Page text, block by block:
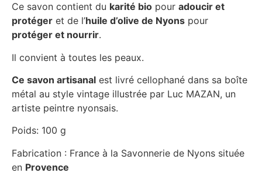
Ce savon contient du karité bio pour adoucir et
protéger et de l’huile d’olive de Nyons pour
protéger et nourrir.
Il convient à toutes les peaux.
Ce savon artisanal est livré cellophané dans sa boîte
métal au style vintage illustrée par Luc MAZAN, un
artiste peintre nyonsais.
Poids: 100 g
Fabrication : France à la Savonnerie de Nyons située
en Provence